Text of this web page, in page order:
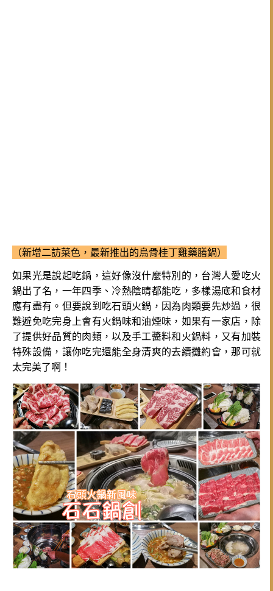
（新增二訪菜色，最新推出的烏骨桂丁雞藥膳鍋）
如果光是說起吃鍋，這好像沒什麼特別的，台灣人愛吃火
鍋出了名，一年四季、冷熱陰晴都能吃，多樣湯底和食材
應有盡有。但要說到吃石頭火鍋，因為肉類要先炒過，很
難避免吃完身上會有火鍋味和油煙味，如果有一家店，除
了提供好品質的肉類，以及手工醬料和火鍋料，又有加裝
特殊設備，讓你吃完還能全身清爽的去續攤約會，那可就
太完美了啊！